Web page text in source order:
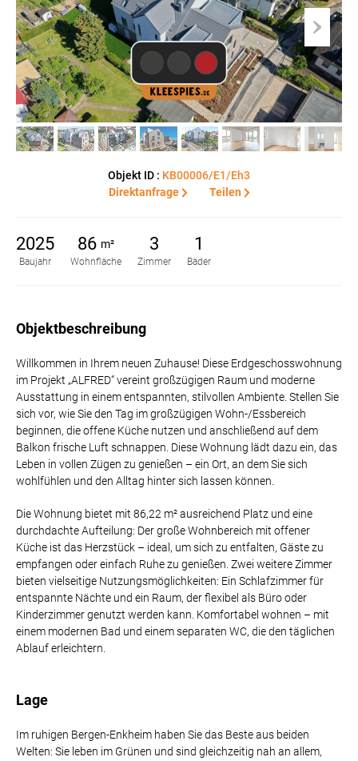
Objekt ID : KB00006/E1/Eh3
Direktanfrage
Teilen
Baujahr
2025
Wohnfläche
86 m²
Zimmer
3
Bäder
1
Objektbeschreibung
Willkommen in Ihrem neuen Zuhause! Diese Erdgeschosswohnung
im Projekt „ALFRED“ vereint großzügigen Raum und moderne
Ausstattung in einem entspannten, stilvollen Ambiente. Stellen Sie
sich vor, wie Sie den Tag im großzügigen Wohn-/Essbereich
beginnen, die offene Küche nutzen und anschließend auf dem
Balkon frische Luft schnappen. Diese Wohnung lädt dazu ein, das
Leben in vollen Zügen zu genießen – ein Ort, an dem Sie sich
wohlfühlen und den Alltag hinter sich lassen können.
Die Wohnung bietet mit 86,22 m² ausreichend Platz und eine
durchdachte Aufteilung: Der große Wohnbereich mit offener
Küche ist das Herzstück – ideal, um sich zu entfalten, Gäste zu
empfangen oder einfach Ruhe zu genießen. Zwei weitere Zimmer
bieten vielseitige Nutzungsmöglichkeiten: Ein Schlafzimmer für
entspannte Nächte und ein Raum, der flexibel als Büro oder
Kinderzimmer genutzt werden kann. Komfortabel wohnen – mit
einem modernen Bad und einem separaten WC, die den täglichen
Ablauf erleichtern.
Lage
Im ruhigen Bergen-Enkheim haben Sie das Beste aus beiden
Welten: Sie leben im Grünen und sind gleichzeitig nah an allem,